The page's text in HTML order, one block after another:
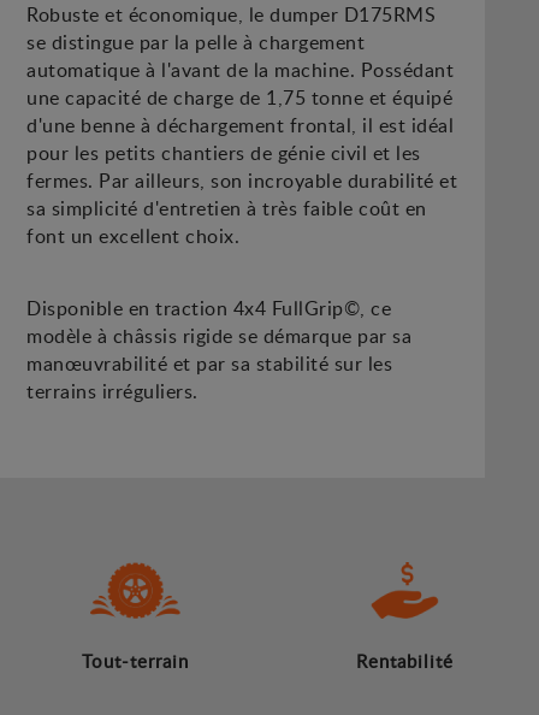
Robuste et économique, le dumper D175RMS
se distingue par la pelle à chargement
automatique à l'avant de la machine. Possédant
une capacité de charge de 1,75 tonne et équipé
d'une benne à déchargement frontal, il est idéal
pour les petits chantiers de génie civil et les
fermes. Par ailleurs, son incroyable durabilité et
sa simplicité d'entretien à très faible coût en
font un excellent choix.
Disponible en traction 4x4 FullGrip©, ce
modèle à châssis rigide se démarque par sa
manœuvrabilité et par sa stabilité sur les
terrains irréguliers.
Tout-terrain Rentabilité